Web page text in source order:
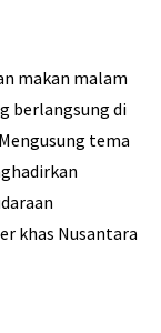
makan malam
berlangsung di
tema
khas Nusantara